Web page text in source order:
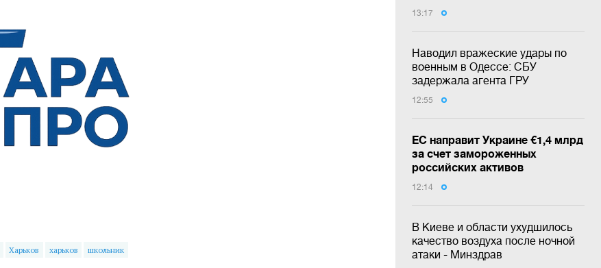
13:17
Наводил вражеские удары по
военным в Одессе: СБУ
задержала агента ГРУ
12:55
ЕС направит Украине €1,4 млрд
за счет замороженных
российских активов
12:14
В Киеве и области ухудшилось
качество воздуха после ночной
атаки - Минздрав
Харьков харьков школьник